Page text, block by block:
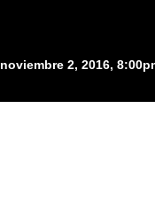
noviembre 2, 2016,